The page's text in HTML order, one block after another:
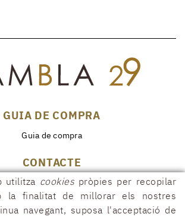
GUIA DE COMPRA
Guia de compra
CONTACTE
Rambla, 29
17600 FIGUERES (Girona)
972 50 00 07
utilitza cookies pròpies per recopilar
la finalitat de millorar els nostres
navegant, suposa l'acceptació de